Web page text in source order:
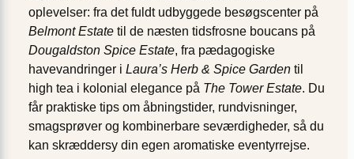
oplevelser: fra det fuldt udbyggede besøgscenter på
Belmont Estate til de næsten tidsfrosne boucans på
Dougaldston Spice Estate, fra pædagogiske
havevandringer i Laura’s Herb & Spice Garden til
high tea i kolonial elegance på The Tower Estate. Du
får praktiske tips om åbningstider, rundvisninger,
smagsprøver og kombinerbare seværdigheder, så du
kan skræddersy din egen aromatiske eventyrrejse.